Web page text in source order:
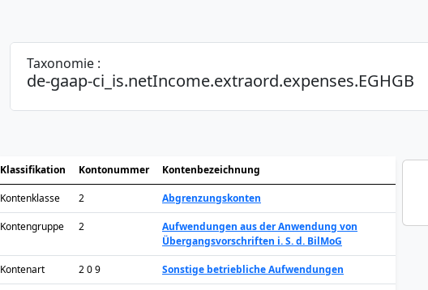
Taxonomie :
de-gaap-ci_is.netIncome.extraord.expenses.EGHGB
Klassifikation Kontonummer Kontenbezeichnung
Kontenklasse 2 Abgrenzungskonten
Kontengruppe 2
Aufwendungen aus der Anwendung von
Übergangsvorschriften i. S. d. BilMoG
Kontenart 2 0 9 Sonstige betriebliche Aufwendungen